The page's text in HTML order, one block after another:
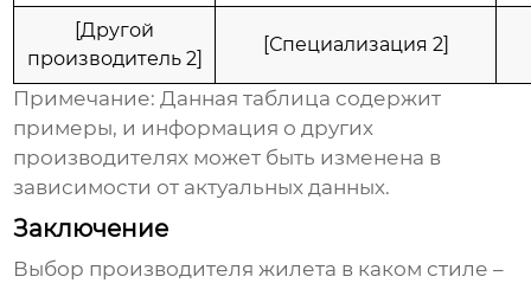
[Другой
производитель 2]
[Специализация 2]
Примечание: Данная таблица содержит
примеры, и информация о других
производителях может быть изменена в
зависимости от актуальных данных.
Заключение
Выбор производителя жилета в каком стиле –